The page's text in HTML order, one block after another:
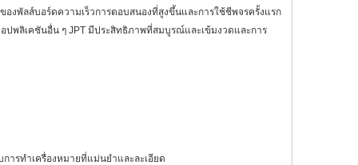
งพัลส์บอร์ดความเร็วการตอบสนองที่สูงขึ้นและการใช้ชีพจรครั้งแรก
ปพลิเคชันอื่น ๆ JPT มีประสิทธิภาพที่สมบูรณ์และเข้มงวดและการ
ารทำเครื่องหมายที่แม่นยำและละเอียด